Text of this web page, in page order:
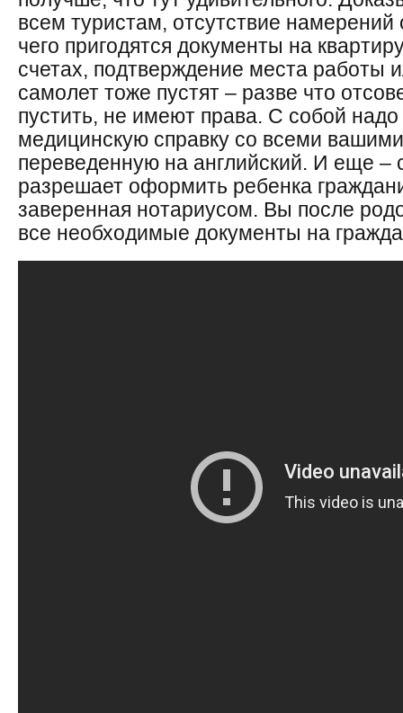
всем туристам, отсутствие намерений
чего пригодятся документы на
счетах, подтверждение места работы
самолет тоже пустят – разве что
пустить, не имеют права. С собой
медицинскую справку со всеми
переведенную на английский. И еще –
разрешает оформить ребенка
заверенная нотариусом. Вы после
все необходимые документы на